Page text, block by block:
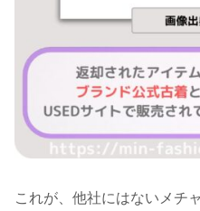
これが、他社にはないメチ